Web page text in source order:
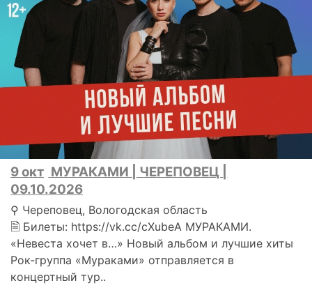
9 окт МУРАКАМИ | ЧЕРЕПОВЕЦ |
09.10.2026
⚲ Череповец, Вологодская область
🗎 Билеты: https://vk.cc/cXubeA МУРАКАМИ.
«Невеста хочет в…» Новый альбом и лучшие хиты
Рок-группа «Мураками» отправляется в
концертный тур..